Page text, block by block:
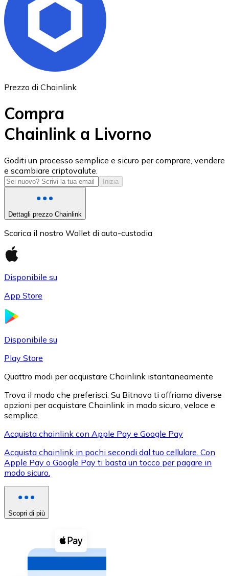
Ethereum
USD Coin
USDC
XRP
XRP
Vedi tutto
Buoni cripto
Acquista criptovalute in contanti e altri mezzi di
Acquista con contanti
Prezzo di Chainlink
Compra
Chainlink a Livorno
Goditi un processo semplice e sicuro per comprare, vendere
e scambiare criptovalute.
Inizia
Dettagli prezzo Chainlink
Scarica il nostro Wallet di auto-custodia
Disponibile su
App Store
Disponibile su
Play Store
Quattro modi per acquistare Chainlink istantaneamente
Trova il modo che preferisci. Su Bitnovo ti offriamo diverse
opzioni per acquistare Chainlink in modo sicuro, veloce e
semplice.
Acquista chainlink con Apple Pay e Google Pay
Acquista chainlink in pochi secondi dal tuo cellulare. Con
Apple Pay o Google Pay ti basta un tocco per pagare in
modo sicuro.
Scopri di più